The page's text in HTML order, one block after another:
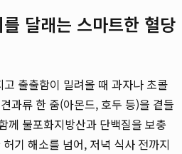
달래는 스마트한 혈당
출출함이 밀려올 때 과자나 초콜
과류 한 줌(아몬드, 호두 등)을 곁들
께 불포화지방산과 단백질을 보충
기 해소를 넘어, 저녁 식사 전까지